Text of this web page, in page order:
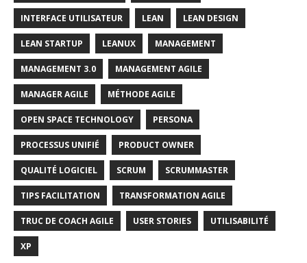
INTERFACE UTILISATEUR LEAN LEAN DESIGN
LEAN STARTUP LEANUX MANAGEMENT
MANAGEMENT 3.0 MANAGEMENT AGILE
MANAGER AGILE MÉTHODE AGILE
OPEN SPACE TECHNOLOGY PERSONA
PROCESSUS UNIFIÉ PRODUCT OWNER
QUALITÉ LOGICIEL SCRUM SCRUMMASTER
TIPS FACILITATION TRANSFORMATION AGILE
TRUC DE COACH AGILE USER STORIES UTILISABILITÉ
XP